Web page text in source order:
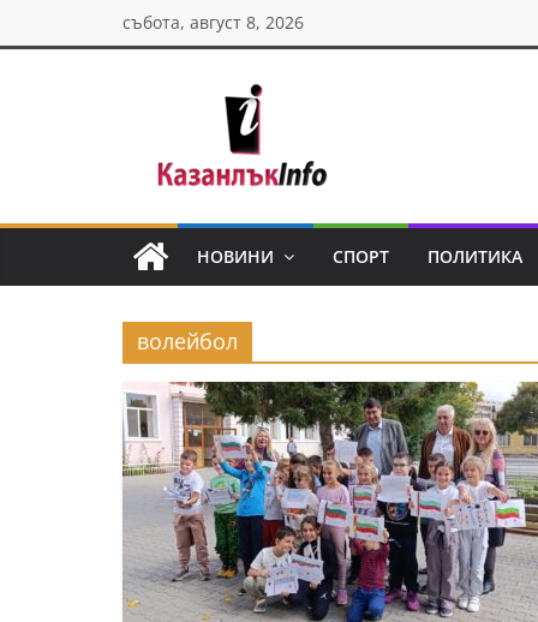
to
събота, август 8, 2026
Казанлък
инфо
в
и
н
и
К
а
НОВИНИ СПОРТ ПОЛИТИКА
волейбол